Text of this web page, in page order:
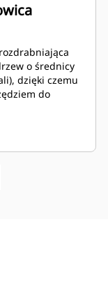
o średnicy
dzięki czemu
do